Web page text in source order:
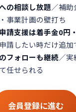
の相談し放題／補助
事業計画の壁打ち
請支援は着手金0円
請したい時だけ追加
フォローも継続／実
任せられる
会員登録に進む